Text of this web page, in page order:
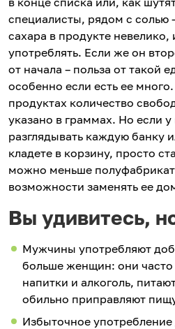
специалисты, рядом с солью
сахара в продукте
употреблять. Если же он
от начала – польза от такой
особенно если есть ее
продуктах количество
указано в граммах. Но если
разглядывать каждую банку
кладете в корзину, просто
можно меньше
возможности заменять ее
Вы удивитесь,
Мужчины употребляют
больше женщин: они часто
напитки и алкоголь,
обильно приправляют
Избыточное